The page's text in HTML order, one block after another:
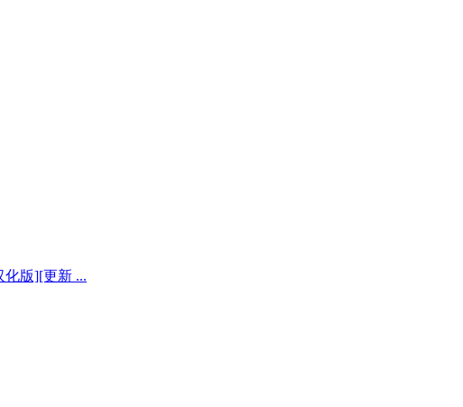
化版][更新 ...